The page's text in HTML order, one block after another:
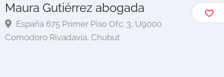
Maura Gutiérrez abogada
España 675 Primer Piso Ofc. 3, U9000
Comodoro Rivadavia, Chubut